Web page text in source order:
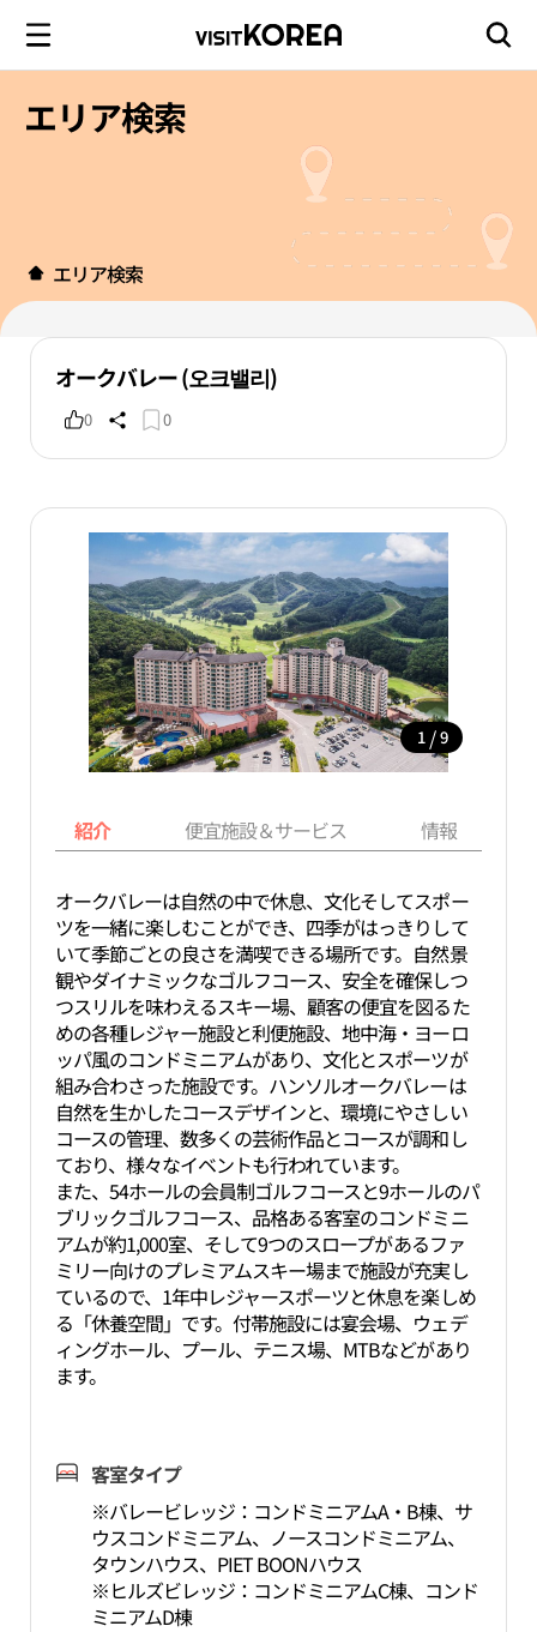
エリア検索
エリア検索
オークバレー (오크밸리)
0 0
1 / 9
紹介 便宜施設＆サービス 情報
オークバレーは自然の中で休息、文化そしてスポー
ツを一緒に楽しむことができ、四季がはっきりして
いて季節ごとの良さを満喫できる場所です。自然景
観やダイナミックなゴルフコース、安全を確保しつ
つスリルを味わえるスキー場、顧客の便宜を図るた
めの各種レジャー施設と利便施設、地中海・ヨーロ
ッパ風のコンドミニアムがあり、文化とスポーツが
組み合わさった施設です。ハンソルオークバレーは
自然を生かしたコースデザインと、環境にやさしい
コースの管理、数多くの芸術作品とコースが調和し
ており、様々なイベントも行われています。
また、54ホールの会員制ゴルフコースと9ホールのパ
ブリックゴルフコース、品格ある客室のコンドミニ
アムが約1,000室、そして9つのスロープがあるファ
ミリー向けのプレミアムスキー場まで施設が充実し
ているので、1年中レジャースポーツと休息を楽しめ
る「休養空間」です。付帯施設には宴会場、ウェデ
ィングホール、プール、テニス場、MTBなどがあり
ます。
客室タイプ
※バレービレッジ：コンドミニアムA・B棟、サ
ウスコンドミニアム、ノースコンドミニアム、
タウンハウス、PIET BOONハウス
※ヒルズビレッジ：コンドミニアムC棟、コンド
ミニアムD棟